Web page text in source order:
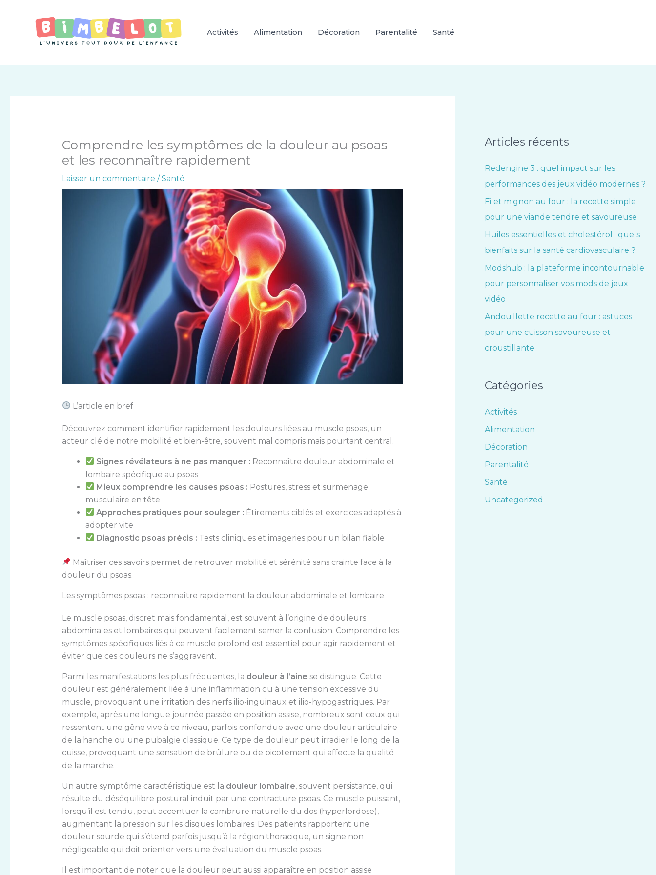
Activités Alimentation Décoration Parentalité Santé
Comprendre les symptômes de la douleur au psoas
et les reconnaître rapidement
Laisser un commentaire / Santé
L’article en bref
Découvrez comment identifier rapidement les douleurs liées au muscle psoas, un
acteur clé de notre mobilité et bien-être, souvent mal compris mais pourtant central.
Signes révélateurs à ne pas manquer : Reconnaître douleur abdominale et
lombaire spécifique au psoas
Mieux comprendre les causes psoas : Postures, stress et surmenage
musculaire en tête
Approches pratiques pour soulager : Étirements ciblés et exercices adaptés à
adopter vite
Diagnostic psoas précis : Tests cliniques et imageries pour un bilan fiable
Maîtriser ces savoirs permet de retrouver mobilité et sérénité sans crainte face à la
douleur du psoas.
Les symptômes psoas : reconnaître rapidement la douleur abdominale et lombaire
Le muscle psoas, discret mais fondamental, est souvent à l’origine de douleurs
abdominales et lombaires qui peuvent facilement semer la confusion. Comprendre les
symptômes spécifiques liés à ce muscle profond est essentiel pour agir rapidement et
éviter que ces douleurs ne s’aggravent.
Parmi les manifestations les plus fréquentes, la douleur à l’aine se distingue. Cette
douleur est généralement liée à une inflammation ou à une tension excessive du
muscle, provoquant une irritation des nerfs ilio-inguinaux et ilio-hypogastriques. Par
exemple, après une longue journée passée en position assise, nombreux sont ceux qui
ressentent une gêne vive à ce niveau, parfois confondue avec une douleur articulaire
de la hanche ou une pubalgie classique. Ce type de douleur peut irradier le long de la
cuisse, provoquant une sensation de brûlure ou de picotement qui affecte la qualité
de la marche.
Un autre symptôme caractéristique est la douleur lombaire, souvent persistante, qui
résulte du déséquilibre postural induit par une contracture psoas. Ce muscle puissant,
lorsqu’il est tendu, peut accentuer la cambrure naturelle du dos (hyperlordose),
augmentant la pression sur les disques lombaires. Des patients rapportent une
douleur sourde qui s’étend parfois jusqu’à la région thoracique, un signe non
négligeable qui doit orienter vers une évaluation du muscle psoas.
Il est important de noter que la douleur peut aussi apparaître en position assise
Articles récents
Redengine 3 : quel impact sur les
performances des jeux vidéo modernes ?
Filet mignon au four : la recette simple
pour une viande tendre et savoureuse
Huiles essentielles et cholestérol : quels
bienfaits sur la santé cardiovasculaire ?
Modshub : la plateforme incontournable
pour personnaliser vos mods de jeux
vidéo
Andouillette recette au four : astuces
pour une cuisson savoureuse et
croustillante
Catégories
Activités
Alimentation
Décoration
Parentalité
Santé
Uncategorized